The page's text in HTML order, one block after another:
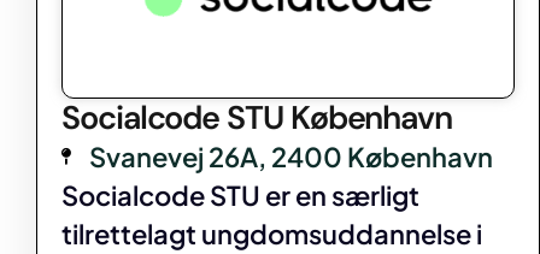
Socialcode STU København
Svanevej 26A, 2400 København
Socialcode STU er en særligt
tilrettelagt ungdomsuddannelse i